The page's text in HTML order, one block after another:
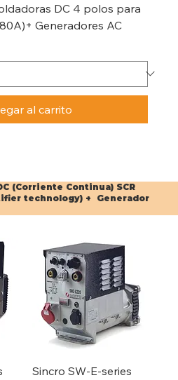
DC 4 polos para
Generadores AC
al carrito
(Corriente Continua) SCR
technology) + Generador
Sincro SW-E-series